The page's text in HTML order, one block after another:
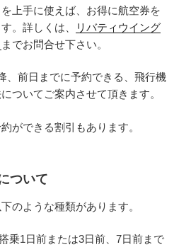
上手に使えば、お得に航空券を
。詳しくは、
リバティウイング
までお問合せ下さい。
、前日までに予約できる、飛行機
ついてご案内させて頂きます。
ができる割引もあります。
ついて
のような種類があります。
乗1日前または3日前、7日前まで